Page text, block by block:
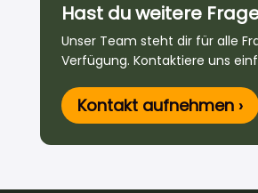
Hast du weitere
Unser Team steht dir für alle
Verfügung. Kontaktiere uns
Kontakt aufnehmen ›